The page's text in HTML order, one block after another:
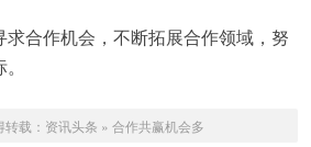
合作机会，不断拓展合作领域，努
载： 资讯头条 » 合作共赢机会多